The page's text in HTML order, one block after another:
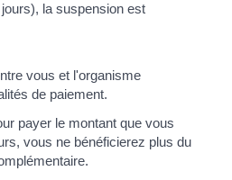
la suspension est
vous et l'organisme
de paiement.
payer le montant que vous
vous ne bénéficierez plus du